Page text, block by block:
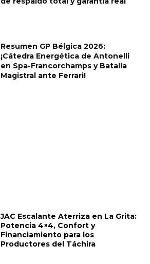
Resumen GP Bélgica 2026:
¡Cátedra Energética de Antonelli
en Spa-Francorchamps y Batalla
Magistral ante Ferrari!
JAC Escalante Aterriza en La Grita:
Potencia 4×4, Confort y
Financiamiento para los
Productores del Táchira